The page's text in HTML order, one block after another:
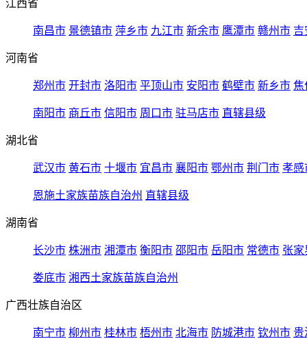
江西省
南昌市 景德镇市 萍乡市 九江市 新余市 鹰潭市 赣州市 吉
河南省
郑州市 开封市 洛阳市 平顶山市 安阳市 鹤壁市 新乡市 焦
南阳市 商丘市 信阳市 周口市 驻马店市 直辖县级
湖北省
武汉市 黄石市 十堰市 宜昌市 襄阳市 鄂州市 荆门市 孝感
恩施土家族苗族自治州 直辖县级
湖南省
长沙市 株洲市 湘潭市 衡阳市 邵阳市 岳阳市 常德市 张家
娄底市 湘西土家族苗族自治州
广西壮族自治区
南宁市 柳州市 桂林市 梧州市 北海市 防城港市 钦州市 贵